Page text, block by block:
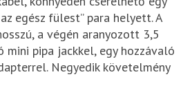
egész fülest” para helyett. A
a végén aranyozott 3,5
mini pipa jackkel, egy hozzávaló
Negyedik követelmény